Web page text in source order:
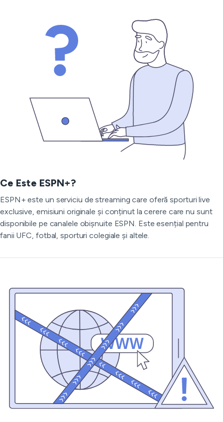
Ce Este ESPN+?
ESPN+ este un serviciu de streaming care oferă sporturi live
exclusive, emisiuni originale și conținut la cerere care nu sunt
disponibile pe canalele obișnuite ESPN. Este esențial pentru
fanii UFC, fotbal, sporturi colegiale și altele.